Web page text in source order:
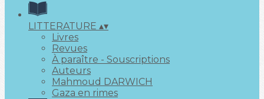
LITTERATURE ▴▾
Livres
Revues
À paraître - Souscriptions
Auteurs
Mahmoud DARWICH
Gaza en rimes